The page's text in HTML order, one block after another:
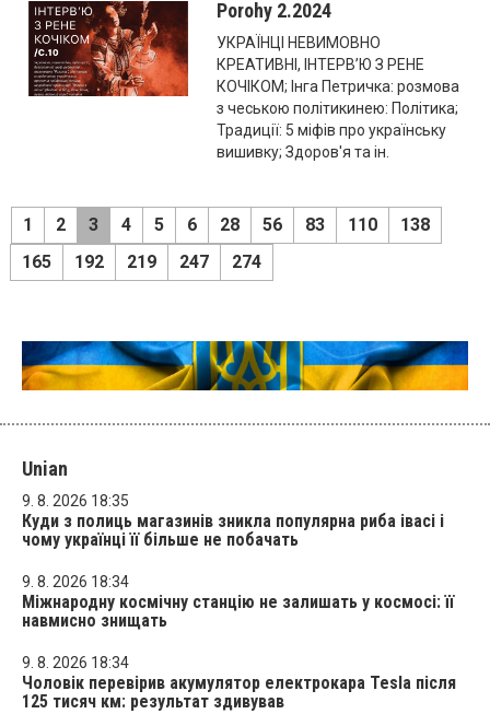
Porohy 2.2024
УКРАЇНЦІ НЕВИМОВНО
КРЕАТИВНІ, ІНТЕРВ’Ю З РЕНЕ
КОЧІКОМ; Інга Петричка: розмова
з чеською політикинею: Політика;
Традиції: 5 міфів про українську
вишивку; Здоров'я та ін.
1 2 3 4 5 6 28 56 83 110
138
165
192 219 247 274
Unian
9. 8. 2026 18:35
Куди з полиць магазинів зникла популярна риба івасі і
чому українці її більше не побачать
9. 8. 2026 18:34
Міжнародну космічну станцію не залишать у космосі: її
навмисно знищать
9. 8. 2026 18:34
Чоловік перевірив акумулятор електрокара Tesla після
125 тисяч км: результат здивував